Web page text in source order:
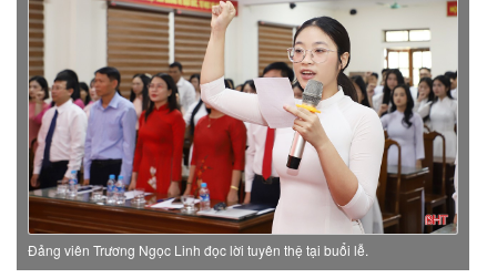
Đảng viên Trương Ngọc Linh đọc lời tuyên thệ tại buổi lễ.